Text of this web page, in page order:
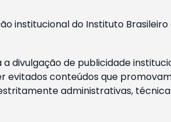
institucional do Instituto
divulgação de publicidade
evitados conteúdos que
administrativas,